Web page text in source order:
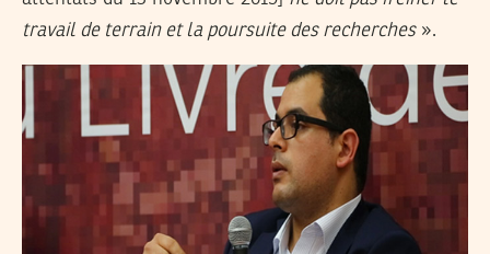
travail de terrain et la poursuite des recherches».